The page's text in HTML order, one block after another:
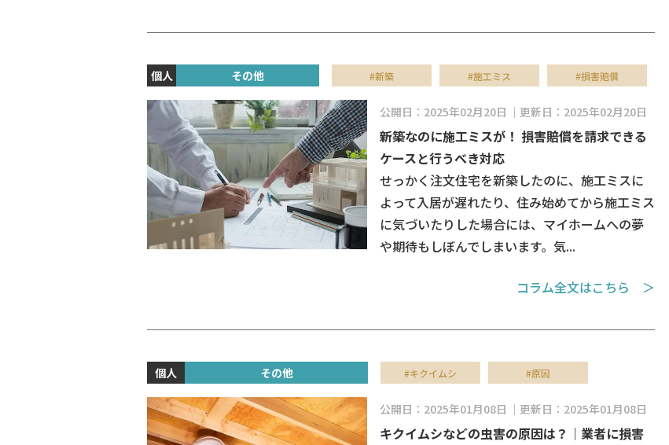
個人 その他 #新築 #施工ミス #損害賠償
公開日：2025年02月20日 更新日：2025年02月20日
新築なのに施工ミスが！ 損害賠償を請求できる
ケースと行うべき対応
せっかく注文住宅を新築したのに、施工ミスに
よって入居が遅れたり、住み始めてから施工ミス
に気づいたりした場合には、マイホームへの夢
や期待もしぼんでしまいます。気...
コラム全文はこちら ＞
個人 その他 #キクイムシ #原因
公開日：2025年01月08日 更新日：2025年01月08日
キクイムシなどの虫害の原因は？｜業者に損害